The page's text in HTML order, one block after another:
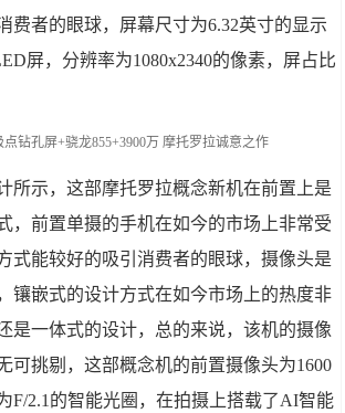
费者的眼球，屏幕尺寸为6.32英寸的显示
屏，分辨率为1080x2340的像素，屏占比
所示，这部摩托罗拉概念新机在前置上是
，前置单摄的手机在如今的市场上非常受
式能较好的吸引消费者的眼球，摄像头是
镶嵌式的设计方式在如今市场上的热度非
是一体式的设计，总的来说，该机的摄像
可挑剔，这部概念机的前置摄像头为1600
F/2.1的智能光圈，在拍摄上搭载了AI智能